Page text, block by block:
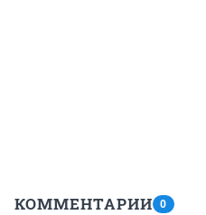
КОММЕНТАРИИ 0